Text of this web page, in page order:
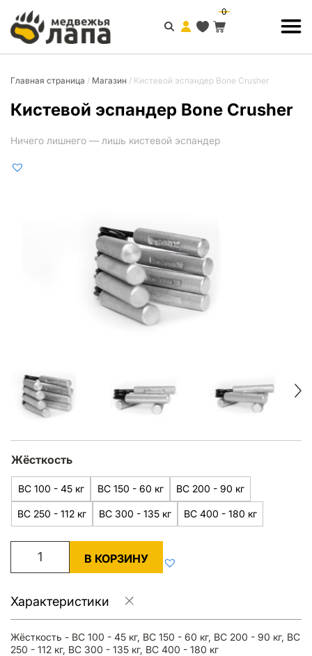
0
Главная страница / Магазин / Кистевой эспандер Bone Crusher
Кистевой эспандер Bone Crusher
Ничего лишнего — лишь кистевой эспандер
Жёсткость
BC 100 - 45 кг BC 150 - 60 кг BC 200 - 90 кг
BC 250 - 112 кг BC 300 - 135 кг BC 400 - 180 кг
В КОРЗИНУ
Характеристики
Жёсткость - BC 100 - 45 кг, BC 150 - 60 кг, BC 200 - 90 кг, BC
250 - 112 кг, BC 300 - 135 кг, BC 400 - 180 кг